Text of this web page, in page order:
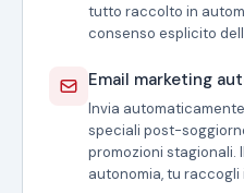
tutto raccolto in
consenso esplicito
Email marketing
Invia
speciali post-
promozioni stagionali.
autonomia, tu raccogli